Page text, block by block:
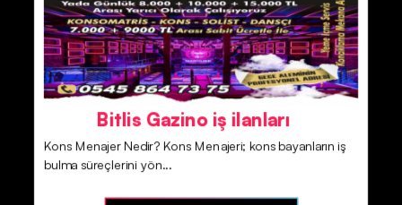
Bitlis Gazino iş ilanları
Kons Menajer Nedir? Kons Menajeri; kons bayanların iş
bulma süreçlerini yön...